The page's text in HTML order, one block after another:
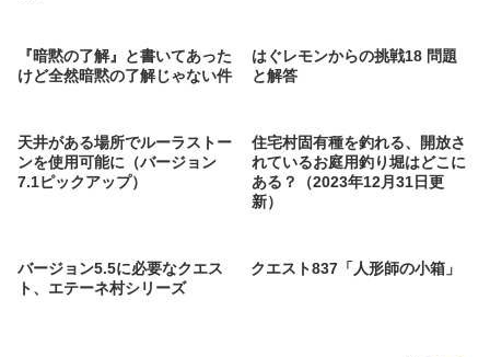
『暗黙の了解』と書いてあった
けど全然暗黙の了解じゃない件
はぐレモンからの挑戦18 問題
と解答
天井がある場所でルーラストー
ンを使用可能に（バージョン
7.1ピックアップ）
住宅村固有種を釣れる、開放さ
れているお庭用釣り堀はどこに
ある？（2023年12月31日更
新）
バージョン5.5に必要なクエス
ト、エテーネ村シリーズ
クエスト837「人形師の小箱」